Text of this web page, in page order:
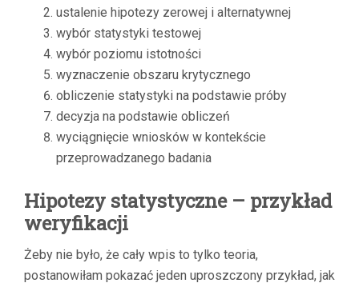
ustalenie hipotezy zerowej i alternatywnej
wybór statystyki testowej
wybór poziomu istotności
wyznaczenie obszaru krytycznego
obliczenie statystyki na podstawie próby
decyzja na podstawie obliczeń
wyciągnięcie wniosków w kontekście
przeprowadzanego badania
Hipotezy statystyczne – przykład
weryfikacji
Żeby nie było, że cały wpis to tylko teoria,
postanowiłam pokazać jeden uproszczony przykład, jak